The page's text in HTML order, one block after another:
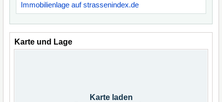
Immobilienlage auf strassenindex.de
Karte und Lage
Karte laden